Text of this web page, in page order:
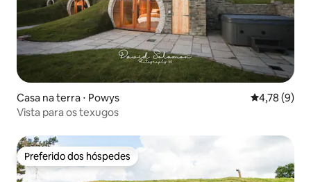
Casa na terra ⋅ Powys 4,78 de
4,78 (9)
Vista para os texugos
Preferido dos hóspedes
Preferido dos hóspedes